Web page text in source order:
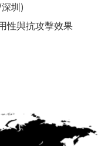
圳)
性與抗攻擊效果